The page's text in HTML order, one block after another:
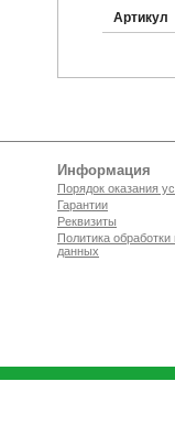
Артикул
Информация
Порядок оказания
Гарантии
Реквизиты
Политика
данных